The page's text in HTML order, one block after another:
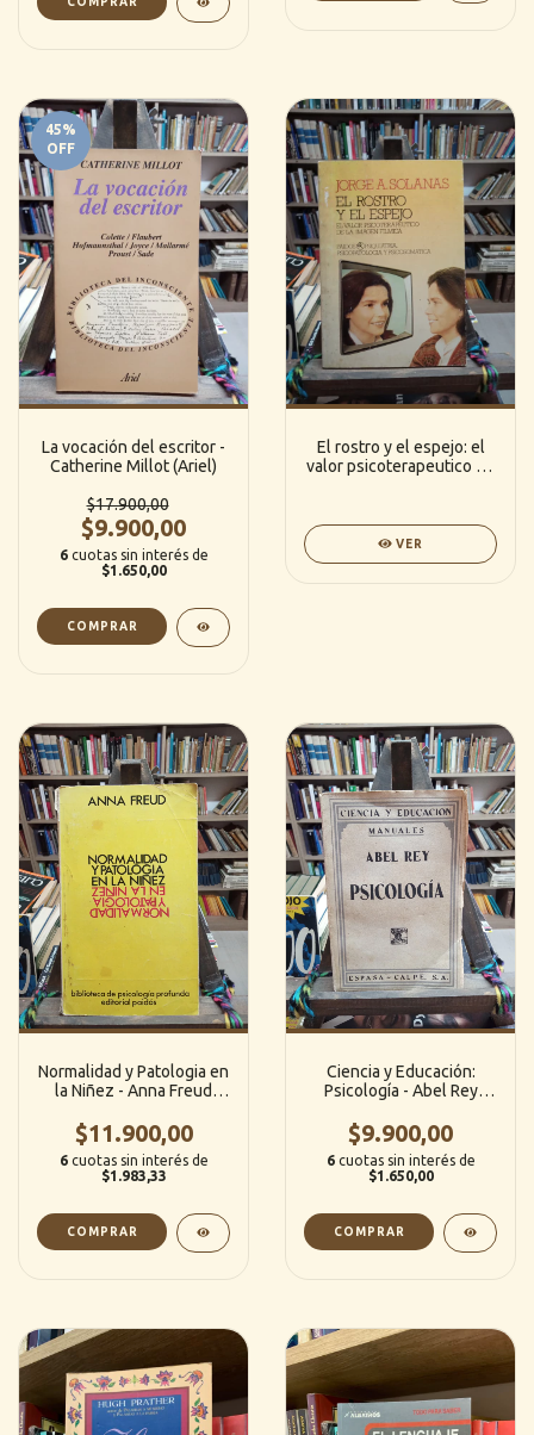
45%
OFF
La vocación del escritor -
Catherine Millot (Ariel)
$17.900,00
$9.900,00
6 cuotas sin interés de
$1.650,00
El rostro y el espejo: el
valor psicoterapeutico de
VER
Normalidad y Patologia en
la Niñez - Anna Freud
$11.900,00
6 cuotas sin interés de
$1.983,33
Ciencia y Educación:
Psicología - Abel Rey
$9.900,00
6 cuotas sin interés de
$1.650,00